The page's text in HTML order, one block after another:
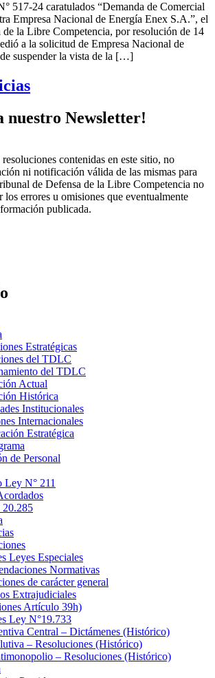
517-24 caratulados “Demanda de Comercial
Empresa Nacional de Energía Enex S.A.”, el
la Libre Competencia, por resolución de 14
a la solicitud de Empresa Nacional de
suspender la vista de la […]
nuestro Newsletter!
contenidas en este sitio, no
ni notificación válida de las mismas para
de Defensa de la Libre Competencia no
los errores u omisiones que eventualmente
publicada.
Estratégicas
del TDLC
del TDLC
Actual
Histórica
Institucionales
Internacionales
Estratégica
de Personal
Ley N° 211
Leyes Especiales
Normativas
de carácter general
Extrajudiciales
Artículo 39h)
Ley N°19.733
Central – Dictámenes (Histórico)
– Resoluciones (Histórico)
– Resoluciones (Histórico)